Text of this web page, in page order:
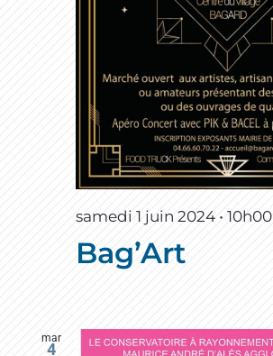
samedi 1 juin 2024 • 10h00
Bag’Art
mar
4